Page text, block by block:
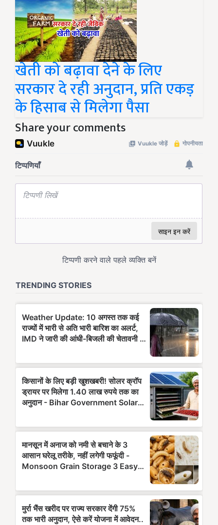
खेती को बढ़ावा देने के लिए
सरकार दे रही अनुदान, प्रति एकड़
के हिसाब से मिलेगा पैसा
Share your comments